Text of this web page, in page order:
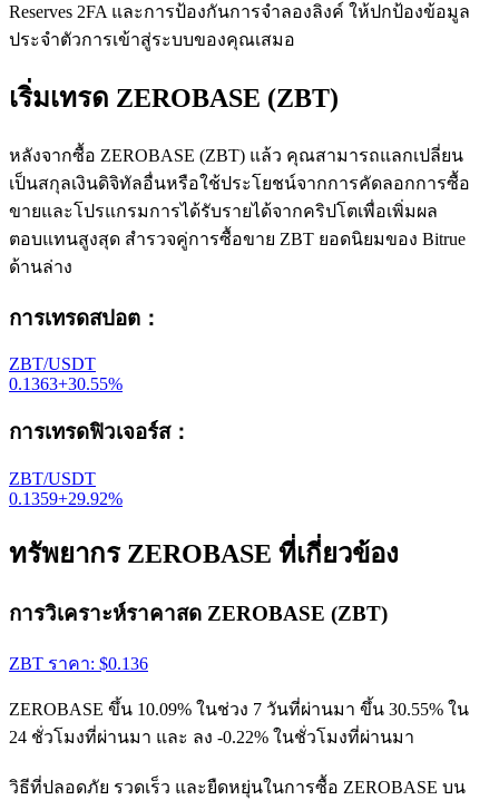
Reserves 2FA และการป้องกันการจำลองลิงค์ ให้ปกป้องข้อมูล
ประจำตัวการเข้าสู่ระบบของคุณเสมอ
เริ่มเทรด ZEROBASE (ZBT)
หลังจากซื้อ ZEROBASE (ZBT) แล้ว คุณสามารถแลกเปลี่ยน
เป็นสกุลเงินดิจิทัลอื่นหรือใช้ประโยชน์จากการคัดลอกการซื้อ
ขายและโปรแกรมการได้รับรายได้จากคริปโตเพื่อเพิ่มผล
ตอบแทนสูงสุด สำรวจคู่การซื้อขาย ZBT ยอดนิยมของ Bitrue
ด้านล่าง
การเทรดสปอต ：
ZBT/USDT
0.1363+30.55%
การเทรดฟิวเจอร์ส：
ZBT/USDT
0.1359+29.92%
ทรัพยากร ZEROBASE ที่เกี่ยวข้อง
การวิเคราะห์ราคาสด ZEROBASE (ZBT)
ZBT ราคา: $0.136
ZEROBASE ขึ้น 10.09% ในช่วง 7 วันที่ผ่านมา ขึ้น 30.55% ใน
24 ชั่วโมงที่ผ่านมา และ ลง -0.22% ในชั่วโมงที่ผ่านมา
วิธีที่ปลอดภัย รวดเร็ว และยืดหยุ่นในการซื้อ ZEROBASE บน